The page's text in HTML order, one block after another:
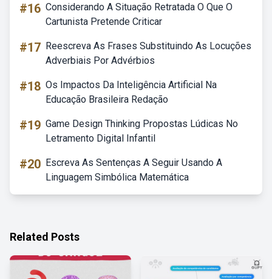
#16 Considerando A Situação Retratada O Que O
Cartunista Pretende Criticar
#17 Reescreva As Frases Substituindo As Locuções
Adverbiais Por Advérbios
#18 Os Impactos Da Inteligência Artificial Na
Educação Brasileira Redação
#19 Game Design Thinking Propostas Lúdicas No
Letramento Digital Infantil
#20 Escreva As Sentenças A Seguir Usando A
Linguagem Simbólica Matemática
Related Posts